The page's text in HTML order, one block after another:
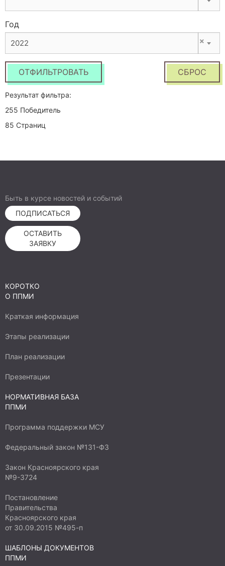
Год
×
2022
ОТФИЛЬТРОВАТЬ СБРОС
Результат фильтра:
255 Победитель
85 Страниц
Быть в курсе новостей и событий
ПОДПИСАТЬСЯ
ОСТАВИТЬ
ЗАЯВКУ
КОРОТКО
О ППМИ
Краткая информация
Этапы реализации
План реализации
Презентации
НОРМАТИВНАЯ БАЗА
ППМИ
Программа поддержки МСУ
Федеральный закон №131-ФЗ
Закон Красноярского края
№9-3724
Постановление
Правительства
Красноярского края
от 30.09.2015 №495-п
ШАБЛОНЫ ДОКУМЕНТОВ
ППМИ